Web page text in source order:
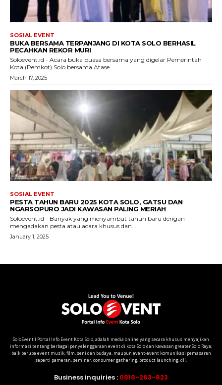
SoloEvent I Portal Info Event Kota Solo, adalah media online yang secara khusus menyajikan
informasi tentang berbagai penyelenggaraan event di kota Solo dan kawasan greater Solo Raya;
baik berupa event musik, film, seni dan budaya, maupun event-event komunikasi pemasaran
seperti pameran, seminar, consumer gathering, product launching, dll.
Business inquiries : 0818-263-823